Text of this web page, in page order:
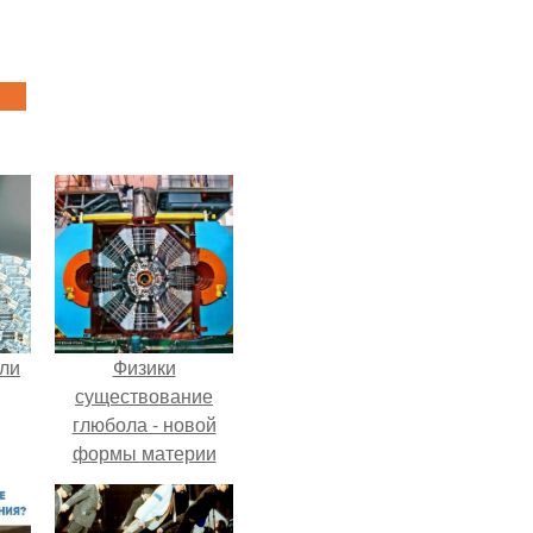
Физики
существование
глюбола - новой
формы материи
подтвердили.